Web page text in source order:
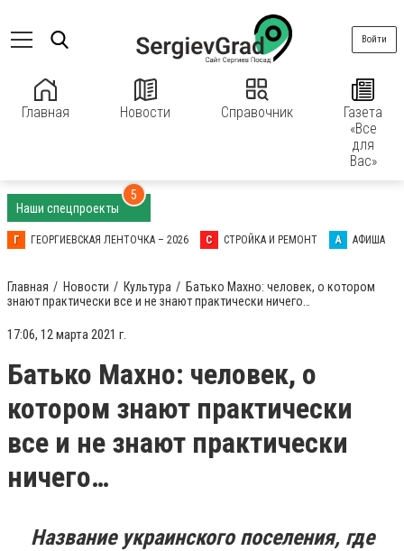
Главная Новости Справочник
Газета
«Все
для
Вас»
Войти
Наши спецпроекты
5
Г ГЕОРГИЕВСКАЯ ЛЕНТОЧКА – 2026 С СТРОЙКА И РЕМОНТ А АФИША
Главная Новости Культура
Батько Махно: человек, о котором
знают практически все и не знают практически ничего…⠀ ⠀
17:06, 12 марта 2021 г.
Батько Махно: человек, о
котором знают практически
все и не знают практически
ничего…⠀ ⠀
Название украинского поселения, где